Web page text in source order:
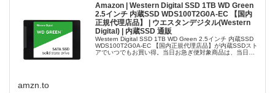
Amazon | Western Digital SSD 1TB WD Green
2.5インチ 内蔵SSD WDS100T2G0A-EC 【国内
正規代理店品】 | ウエスタンデジタル(Western
Digital) | 内蔵SSD 通販
Western Digital SSD 1TB WD Green 2.5インチ 内蔵SSD
WDS100T2G0A-EC 【国内正規代理店品】が内蔵SSDスト
アでいつでもお買い得。当日お急ぎ便対象商品は、当日お
amzn.to